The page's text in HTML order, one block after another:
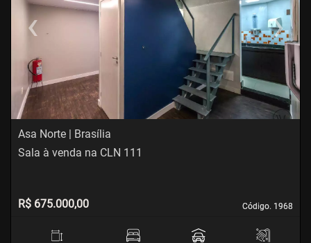
‹Previous ›Next
Asa Norte | Brasília
Código. 1968
Código. 1968
Sala à venda na CLN 111
R$ 675.000,00